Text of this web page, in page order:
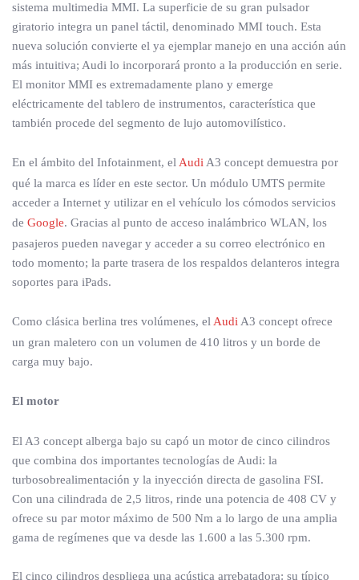
sistema multimedia MMI. La superficie de su gran pulsador
giratorio integra un panel táctil, denominado MMI touch. Esta
nueva solución convierte el ya ejemplar manejo en una acción aún
más intuitiva; Audi lo incorporará pronto a la producción en serie.
El monitor MMI es extremadamente plano y emerge
eléctricamente del tablero de instrumentos, característica que
también procede del segmento de lujo automovilístico.
En el ámbito del Infotainment, el Audi A3 concept demuestra por
qué la marca es líder en este sector. Un módulo UMTS permite
acceder a Internet y utilizar en el vehículo los cómodos servicios
de Google. Gracias al punto de acceso inalámbrico WLAN, los
pasajeros pueden navegar y acceder a su correo electrónico en
todo momento; la parte trasera de los respaldos delanteros integra
soportes para iPads.
Como clásica berlina tres volúmenes, el Audi A3 concept ofrece
un gran maletero con un volumen de 410 litros y un borde de
carga muy bajo.
El motor
El A3 concept alberga bajo su capó un motor de cinco cilindros
que combina dos importantes tecnologías de Audi: la
turbosobrealimentación y la inyección directa de gasolina FSI.
Con una cilindrada de 2,5 litros, rinde una potencia de 408 CV y
ofrece su par motor máximo de 500 Nm a lo largo de una amplia
gama de regímenes que va desde las 1.600 a las 5.300 rpm.
El cinco cilindros despliega una acústica arrebatadora: su típico